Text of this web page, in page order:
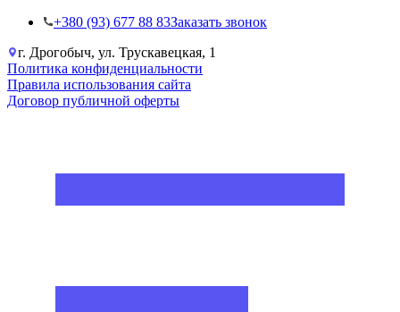
+38‎0 (93) 677 88 83Заказать звонок
г. Дрогобыч, ул. Трускавецкая, 1
Политика конфиденциальности
Правила использования сайта
Договор публичной оферты